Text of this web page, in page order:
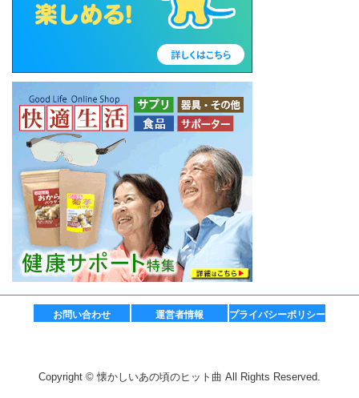
お問い合わせ 運営者情報 プライバシーポリシー
Copyright © 懐かしいあの頃のヒット曲 All Rights Reserved.